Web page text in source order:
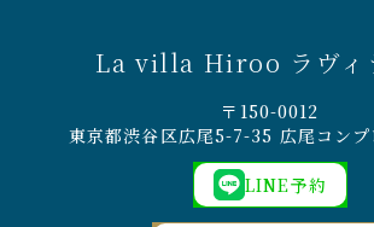
La villa Hiroo ラヴィ
〒150-0012
東京都渋谷区広尾5-7-35 広尾コンプ
LINE予約